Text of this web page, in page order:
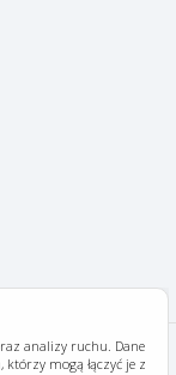
analizy ruchu. Dane
mogą łączyć je z